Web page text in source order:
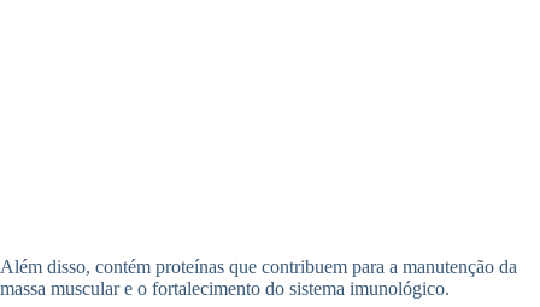
Além disso, contém proteínas que contribuem para a manutenção da
massa muscular e o fortalecimento do sistema imunológico.